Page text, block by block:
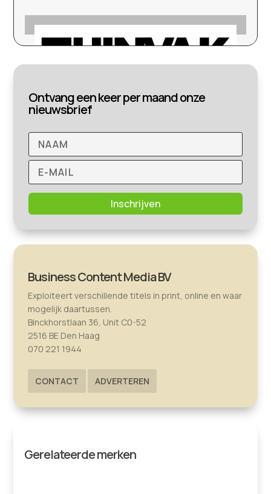
Ontvang een keer per maand onze
nieuwsbrief
Inschrijven
Business Content Media BV
Exploiteert verschillende titels in print, online en waar
mogelijk daartussen.
Binckhorstlaan 36, Unit C0-52
2516 BE Den Haag
070 221 1944
CONTACT ADVERTEREN
Gerelateerde merken